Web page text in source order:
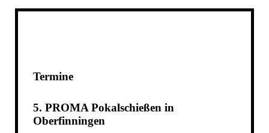
Termine
5. PROMA Pokalschießen in
Oberfinningen